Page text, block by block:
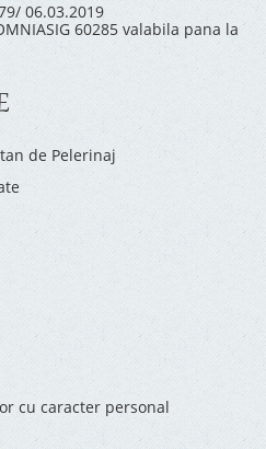
06.03.2019
60285 valabila pana la
de Pelerinaj
cu caracter personal